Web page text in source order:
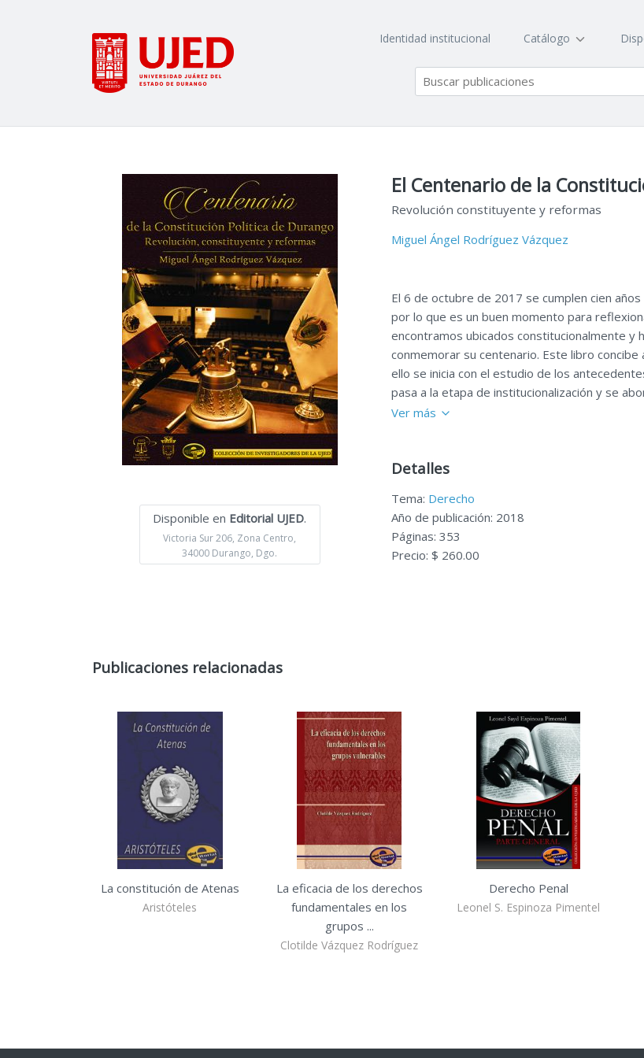
Identidad institucional Catálogo
Disponible en Editorial UJED.
Victoria Sur 206, Zona Centro,
34000 Durango, Dgo.
El Centenario de la
Revolución constituyente y reformas
Miguel Ángel Rodríguez Vázquez
El 6 de octubre de 2017 se cumplen cien
por lo que es un buen momento para
encontramos ubicados constitucionalmente y
conmemorar su centenario. Este libro
ello se inicia con el estudio de los
pasa a la etapa de institucionalización y se
Ver más
Detalles
Tema: Derecho
Año de publicación: 2018
Páginas: 353
Precio: $ 260.00
Publicaciones relacionadas
La constitución de Atenas
Aristóteles
La eficacia de los derechos
fundamentales en los
grupos ...
Clotilde Vázquez Rodríguez
Derecho Penal
Leonel S. Espinoza Pimentel